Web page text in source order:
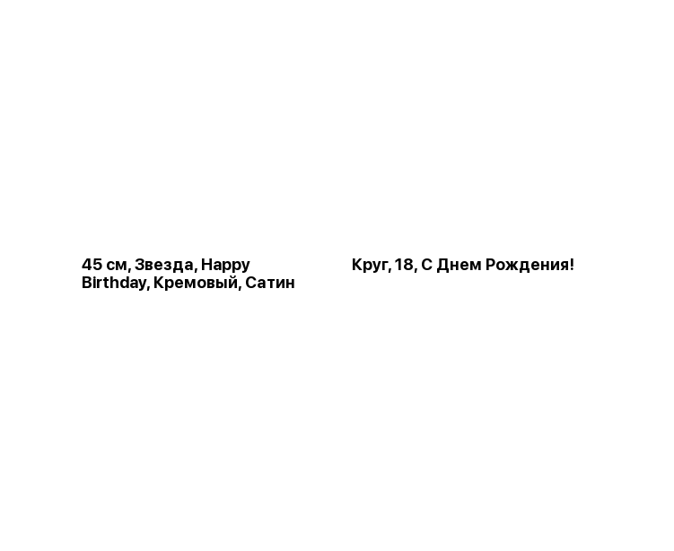
45 см, Звезда, Happy
Birthday, Кремовый, Сатин
Круг, 18, С Днем Рождения!